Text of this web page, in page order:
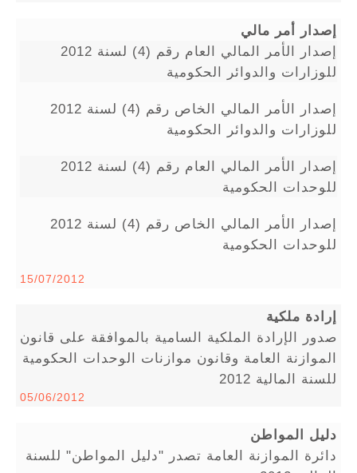
إصدار أمر مالي
إصدار الأمر المالي العام رقم (4) لسنة 2012
للوزارات والدوائر الحكومية
إصدار الأمر المالي الخاص رقم (4) لسنة 2012
للوزارات والدوائر الحكومية
إصدار الأمر المالي العام رقم (4) لسنة 2012
للوحدات الحكومية
إصدار الأمر المالي الخاص رقم (4) لسنة 2012
للوحدات الحكومية
15/07/2012
إرادة ملكية
صدور الإرادة الملكية السامية بالموافقة على قانون
الموازنة العامة وقانون موازنات الوحدات الحكومية
للسنة المالية 2012
05/06/2012
دليل المواطن
دائرة الموازنة العامة تصدر "دليل المواطن" للسنة